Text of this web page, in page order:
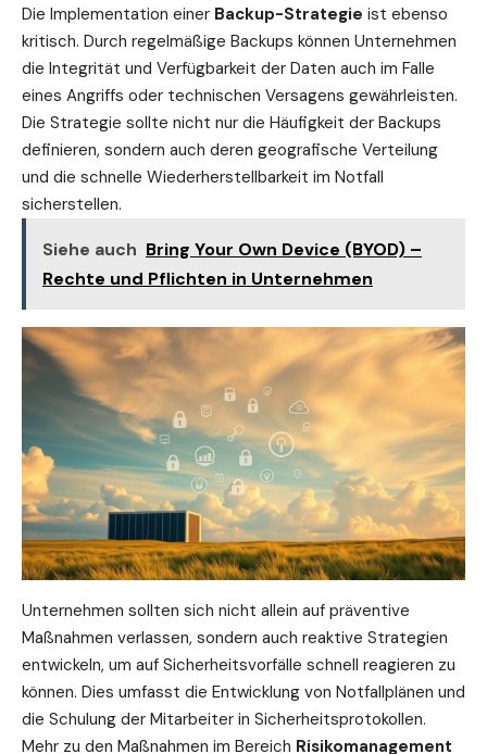
Die Implementation einer Backup-Strategie ist ebenso
kritisch. Durch regelmäßige Backups können Unternehmen
die Integrität und Verfügbarkeit der Daten auch im Falle
eines Angriffs oder technischen Versagens gewährleisten.
Die Strategie sollte nicht nur die Häufigkeit der Backups
definieren, sondern auch deren geografische Verteilung
und die schnelle Wiederherstellbarkeit im Notfall
sicherstellen.
Siehe auch Bring Your Own Device (BYOD) –
Rechte und Pflichten in Unternehmen
Unternehmen sollten sich nicht allein auf präventive
Maßnahmen verlassen, sondern auch reaktive Strategien
entwickeln, um auf Sicherheitsvorfälle schnell reagieren zu
können. Dies umfasst die Entwicklung von Notfallplänen und
die Schulung der Mitarbeiter in Sicherheitsprotokollen.
Mehr zu den Maßnahmen im Bereich Risikomanagement